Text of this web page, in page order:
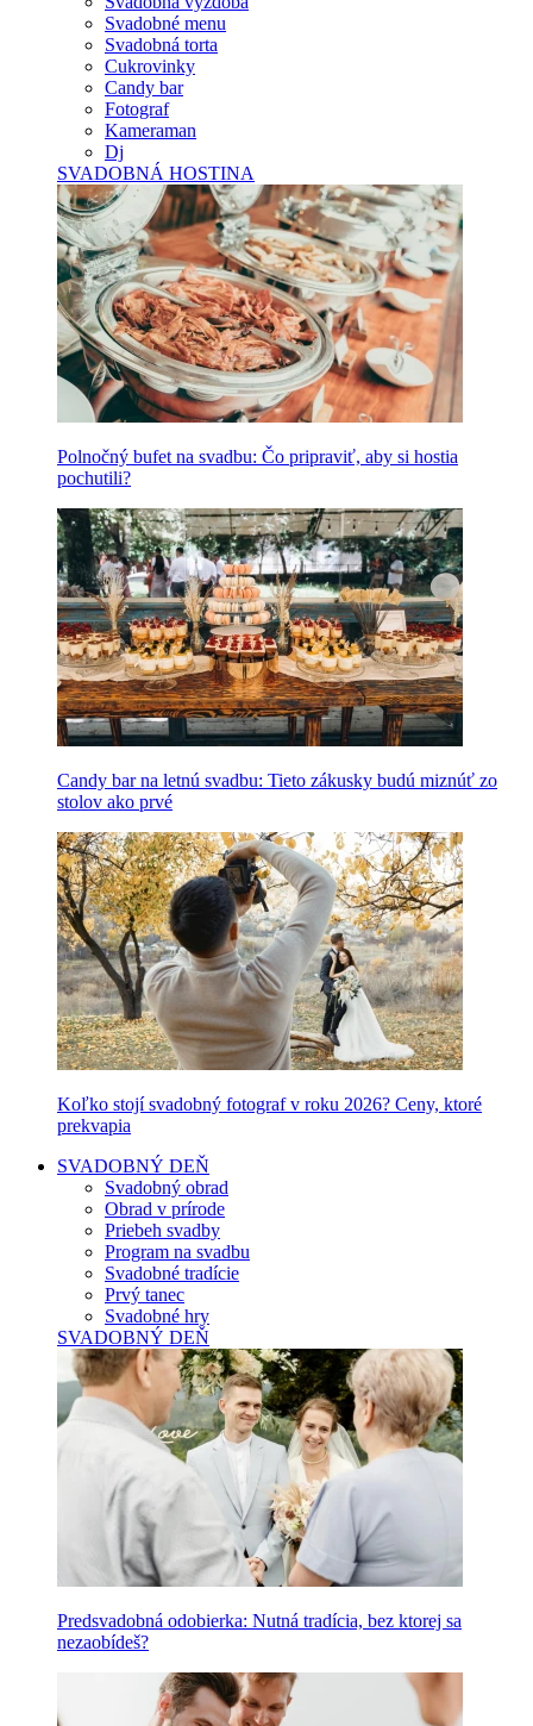
Svadobné menu
Svadobná torta
Cukrovinky
Candy bar
Fotograf
Kameraman
Dj
SVADOBNÁ HOSTINA
Polnočný bufet na svadbu: Čo pripraviť, aby si hostia
pochutili?
Candy bar na letnú svadbu: Tieto zákusky budú miznúť zo
stolov ako prvé
Koľko stojí svadobný fotograf v roku 2026? Ceny, ktoré
prekvapia
SVADOBNÝ DEŇ
Svadobný obrad
Obrad v prírode
Priebeh svadby
Program na svadbu
Svadobné tradície
Prvý tanec
Svadobné hry
SVADOBNÝ DEŇ
Predsvadobná odobierka: Nutná tradícia, bez ktorej sa
nezaobídeš?